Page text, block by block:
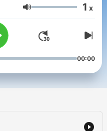
Volume 1 x
00:00